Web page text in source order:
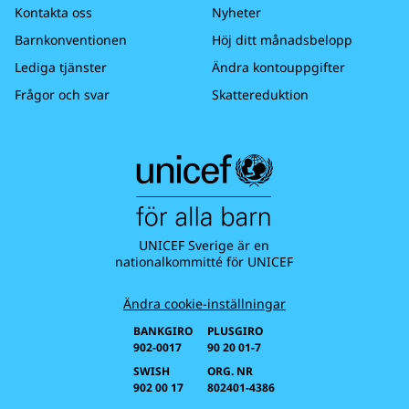
Kontakta oss
Barnkonventionen
Lediga tjänster
Frågor och svar
Nyheter
Höj ditt månadsbelopp
Ändra kontouppgifter
Skattereduktion
UNICEF Sverige är en
nationalkommitté för UNICEF
Ändra cookie-inställningar
BANKGIRO
902-0017
SWISH
902 00 17
PLUSGIRO
90 20 01-7
ORG. NR
802401-4386